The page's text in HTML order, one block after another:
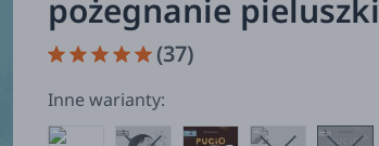
pożegnanie pieluszki
(37)
Inne warianty: